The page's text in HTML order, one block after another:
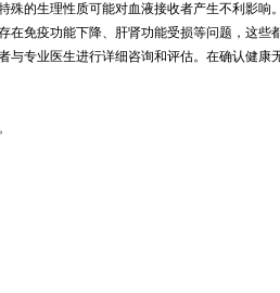
的生理性质可能对血液接收者产生不利影响
免疫功能下降、肝肾功能受损等问题，这
专业医生进行详细咨询和评估。在确认健康